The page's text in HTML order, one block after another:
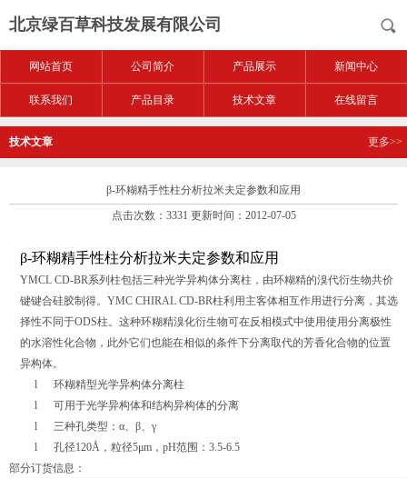
北京绿百草科技发展有限公司
网站首页 公司简介 产品展示 新闻中心
联系我们 产品目录 技术文章 在线留言
技术文章 更多>>
β-环糊精手性柱分析拉米夫定参数和应用
点击次数：3331 更新时间：2012-07-05
β-环糊精手性柱分析拉米夫定参数和应用
YMCL CD-BR系列柱包括三种光学异构体分离柱，由环糊精的溴代衍生物共价
键键合硅胶制得。YMC CHIRAL CD-BR柱利用主客体相互作用进行分离，其选
择性不同于ODS柱。这种环糊精溴化衍生物可在反相模式中使用使用分离极性
的水溶性化合物，此外它们也能在相似的条件下分离取代的芳香化合物的位置
异构体。
l
环糊精型光学异构体分离柱
l
可用于光学异构体和结构异构体的分离
l
三种孔类型：α、β、γ
l
孔径120Å，粒径5μm，pH范围：3.5-6.5
部分订货信息：